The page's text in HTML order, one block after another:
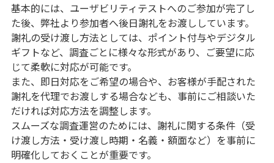
基本的には、ユーザビリティテストへのご参加が完了し
た後、弊社より参加者へ後日謝礼をお渡ししています。
謝礼の受け渡し方法としては、ポイント付与やデジタル
ギフトなど、調査ごとに様々な形式があり、ご要望に応
じて柔軟に対応が可能です。
また、即日対応をご希望の場合や、お客様が手配された
謝礼を代理でお渡しする場合なども、事前にご相談いた
だければ対応方法を調整します。
スムーズな調査運営のためには、謝礼に関する条件（受
け渡し方法・受け渡し時期・名義・額面など）を事前に
明確化しておくことが重要です。